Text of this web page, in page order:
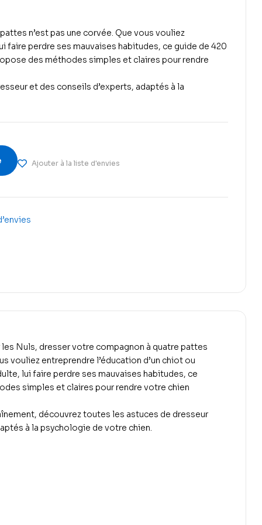
n’est pas une corvée. Que vous vouliez
faire perdre ses mauvaises habitudes, ce guide de 420
des méthodes simples et claires pour rendre
et des conseils d’experts, adaptés à la
Ajouter à la liste d'envies
les Nuls, dresser votre compagnon à quatre pattes
vouliez entreprendre l’éducation d’un chiot ou
lui faire perdre ses mauvaises habitudes, ce
simples et claires pour rendre votre chien
découvrez toutes les astuces de dresseur
à la psychologie de votre chien.